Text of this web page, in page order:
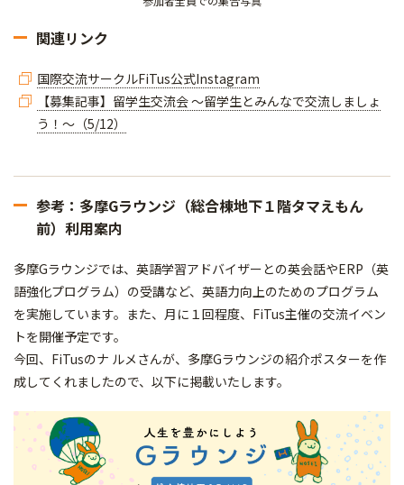
関連リンク
国際交流サークルFiTus公式Instagram
【募集記事】留学生交流会 ～留学生とみんなで交流しましょ
う！～（5/12）
参考：多摩Gラウンジ（総合棟地下１階タマえもん
前）利用案内
多摩Gラウンジでは、英語学習アドバイザーとの英会話やERP（英
語強化プログラム）の受講など、英語力向上のためのプログラム
を実施しています。また、月に１回程度、FiTus主催の交流イベン
トを開催予定です。
今回、FiTusのナ ルメさんが、多摩Gラウンジの紹介ポスターを作
成してくれましたので、以下に掲載いたします。